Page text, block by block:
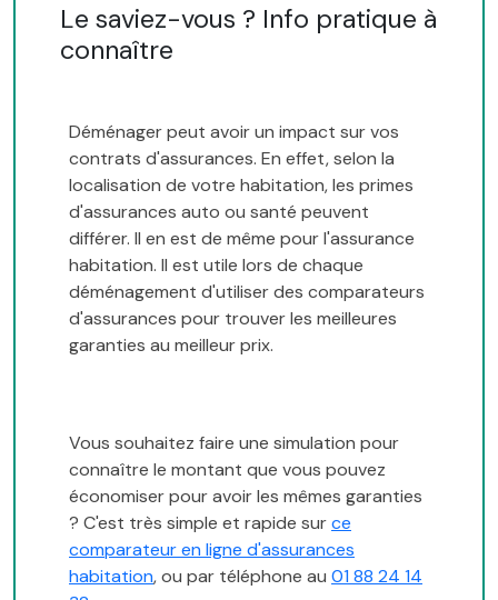
Le saviez-vous ? Info pratique à
connaître
Déménager peut avoir un impact sur vos
contrats d'assurances. En effet, selon la
localisation de votre habitation, les primes
d'assurances auto ou santé peuvent
différer. Il en est de même pour l'assurance
habitation. Il est utile lors de chaque
déménagement d'utiliser des comparateurs
d'assurances pour trouver les meilleures
garanties au meilleur prix.
Vous souhaitez faire une simulation pour
connaître le montant que vous pouvez
économiser pour avoir les mêmes garanties
? C'est très simple et rapide surce
comparateur en ligne d'assurances
habitation, ou par téléphone au 01 88 24 14